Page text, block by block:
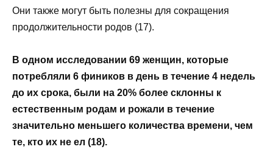
Они также могут быть полезны для сокращения
продолжительности родов (17).
В одном исследовании 69 женщин, которые
потребляли 6 фиников в день в течение 4 недель
до их срока, были на 20% более склонны к
естественным родам и рожали в течение
значительно меньшего количества времени, чем
те, кто их не ел (18).